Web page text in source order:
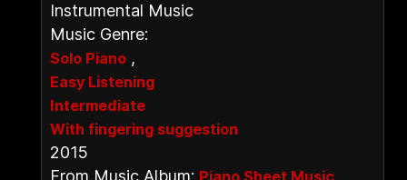
Instrumental Music
Music Genre:
Solo Piano ,
Easy Listening
Intermediate
With fingering suggestion
2015
From Music Album: Piano Sheet Music